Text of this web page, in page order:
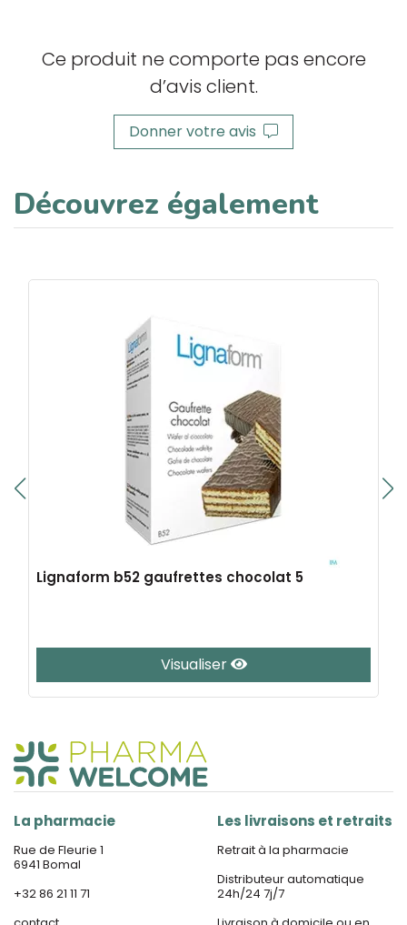
Ce produit ne comporte pas encore
d’avis client.
Donner votre avis
Découvrez également
Lignaform b52 gaufrettes chocolat 5
Visualiser
La pharmacie
Rue de Fleurie 1
6941 Bomal
+32 86 21 11 71
Les livraisons et retraits
Retrait à la pharmacie
Distributeur automatique
24h/24 7j/7